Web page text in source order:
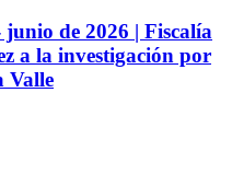
de 2026 | Fiscalía
a la investigación por
Valle